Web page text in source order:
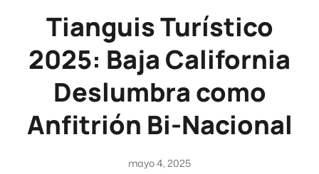
Tianguis Turístico
2025: Baja California
Deslumbra como
Anfitrión Bi-Nacional
mayo 4, 2025